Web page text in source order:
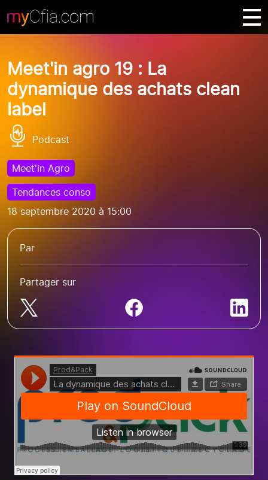
Meet'in agro 19 : La
dynamique des achats clean
label
Podcast
Meet'in Agro
Tendances conso
18 septembre 2020 à 15:00
Par
Partager sur